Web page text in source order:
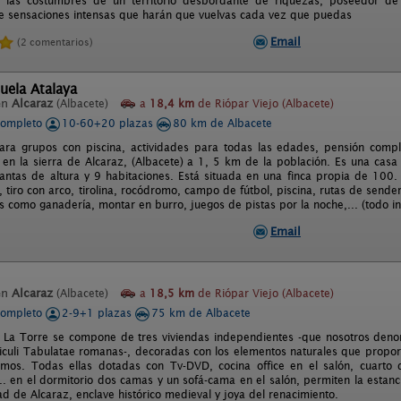
sensaciones intensas que harán que vuelvas cada vez que puedas
(2 comentarios) Email
Atalaya
Alcaraz (Albacete) a 18,4 km de Riópar Viejo (Albacete)
10-60+20 plazas
80 km de Albacete
grupos con piscina, actividades para todas las edades, pensión
en la sierra de Alcaraz, (Albacete) a 1, 5 km de la población. Es una
de altura y 9 habitaciones. Está situada en una finca propia de
tiro con arco, tirolina, rocódromo, campo de fútbol, piscina, rutas de
como ganadería, montar en burro, juegos de pistas por la noche,... (todo
Email
Alcaraz (Albacete) a 18,5 km de Riópar Viejo (Albacete)
2-9+1 plazas
75 km de Albacete
La Torre se compone de tres viviendas independientes -que nosotros
Tabulatae romanas-, decoradas con los elementos naturales que
Todas ellas dotadas con Tv-DVD, cocina office en el salón, cuarto
en el dormitorio dos camas y un sofá-cama en el salón, permiten la
de Alcaraz, enclave histórico medieval y joya del renacimiento.